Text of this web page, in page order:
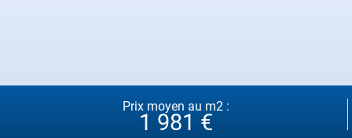
Prix moyen au m2 :
1 981 €